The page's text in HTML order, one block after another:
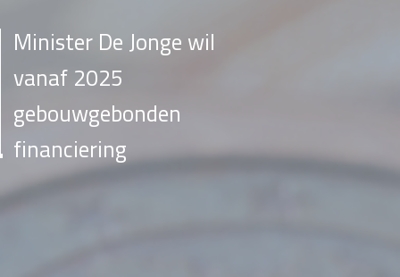
Minister De Jonge wil
vanaf 2025
gebouwgebonden
financiering